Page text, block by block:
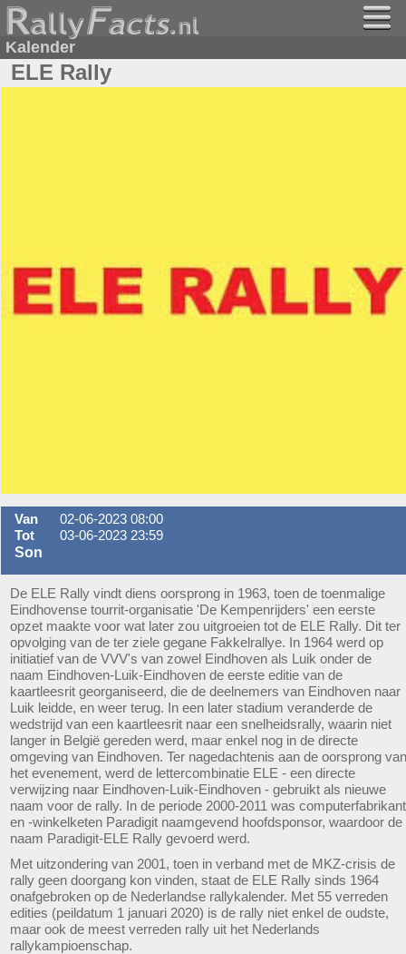
Kalender
ELE Rally
Van
02-06-2023 08:00
Tot
03-06-2023 23:59
Son
De ELE Rally vindt diens oorsprong in 1963, toen de toenmalige
Eindhovense tourrit-organisatie 'De Kempenrijders' een eerste
opzet maakte voor wat later zou uitgroeien tot de ELE Rally. Dit ter
opvolging van de ter ziele gegane Fakkelrallye. In 1964 werd op
initiatief van de VVV's van zowel Eindhoven als Luik onder de
naam Eindhoven-Luik-Eindhoven de eerste editie van de
kaartleesrit georganiseerd, die de deelnemers van Eindhoven naar
Luik leidde, en weer terug. In een later stadium veranderde de
wedstrijd van een kaartleesrit naar een snelheidsrally, waarin niet
langer in België gereden werd, maar enkel nog in de directe
omgeving van Eindhoven. Ter nagedachtenis aan de oorsprong van
het evenement, werd de lettercombinatie ELE - een directe
verwijzing naar Eindhoven-Luik-Eindhoven - gebruikt als nieuwe
naam voor de rally. In de periode 2000-2011 was computerfabrikant
en -winkelketen Paradigit naamgevend hoofdsponsor, waardoor de
naam Paradigit-ELE Rally gevoerd werd.
Met uitzondering van 2001, toen in verband met de MKZ-crisis de
rally geen doorgang kon vinden, staat de ELE Rally sinds 1964
onafgebroken op de Nederlandse rallykalender. Met 55 verreden
edities (peildatum 1 januari 2020) is de rally niet enkel de oudste,
maar ook de meest verreden rally uit het Nederlands
rallykampioenschap.